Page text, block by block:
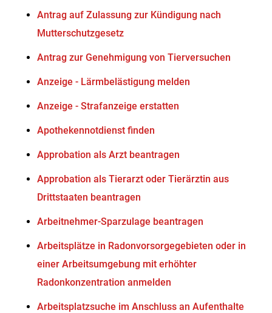
Antrag auf Zulassung zur Kündigung nach
Mutterschutzgesetz
Antrag zur Genehmigung von Tierversuchen
Anzeige - Lärmbelästigung melden
Anzeige - Strafanzeige erstatten
Apothekennotdienst finden
Approbation als Arzt beantragen
Approbation als Tierarzt oder Tierärztin aus
Drittstaaten beantragen
Arbeitnehmer-Sparzulage beantragen
Arbeitsplätze in Radonvorsorgegebieten oder in
einer Arbeitsumgebung mit erhöhter
Radonkonzentration anmelden
Arbeitsplatzsuche im Anschluss an Aufenthalte